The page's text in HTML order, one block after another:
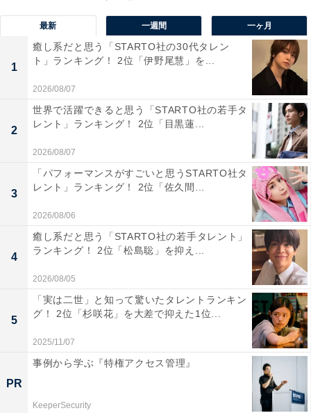
1位：インターコンチネンタル横浜Pier 8／42票
1位は「インターコンチネンタル横浜Pier 8」でした。回
答者からは夜景の美しさや景色の良さを評価する声が圧
倒的に多く、海に囲まれた特別な立地とロマンチックな
雰囲気が高く評価されています。また、特別な日やプロ
ポーズの場所として適していることや、非日常感を味わ
える憧れのホテルとしても多くの支持を集めているよう
回答者からは「ここでプロポーズされたいです！夜景が
綺麗だったり、立地が良いので年齢問わずオススメで
す」（20代女性／東京都）、「みなとみらいの海に囲ま
れた静かな立地で、非日常を味わえるロマンチックな時
間が過ごせそうだから」（50代男性／大阪府）、「横浜
で景観が良いホテルといえばここ」（40代男性／神奈川
県）などのコメントが寄せられていました。
最新 一週間 一ヶ月
1
癒し系だと思う「STARTO社の30代タレン
ト」ランキング！ 2位「伊野尾慧」を...
2026/08/07
2
世界で活躍できると思う「STARTO社の若手タ
レント」ランキング！ 2位「目黒蓮...
2026/08/07
3
「パフォーマンスがすごいと思うSTARTO社タ
レント」ランキング！ 2位「佐久間...
2026/08/06
4
癒し系だと思う「STARTO社の若手タレント」
ランキング！ 2位「松島聡」を抑え...
2026/08/05
5
「実は二世」と知って驚いたタレントランキン
グ！ 2位「杉咲花」を大差で抑えた1位...
2025/11/07
PR
事例から学ぶ『特権アクセス管理』
KeeperSecurity